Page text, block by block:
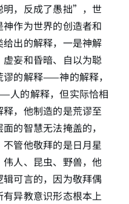
明，反成了愚拙”，世
作为世界的创造者和
出的解释，一是神解
妄和昏暗、自以为聪
的解释——神的解释，
人的解释，但实际恰相
，他制造的是荒谬至
的智慧无法掩盖的，
管他敬拜的是日月星
人、昆虫、野兽，他
可言的，因为敬拜偶
异教意识形态根本上